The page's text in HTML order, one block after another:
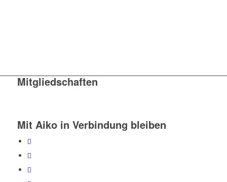
Mitgliedschaften
Mit Aiko in Verbindung bleiben